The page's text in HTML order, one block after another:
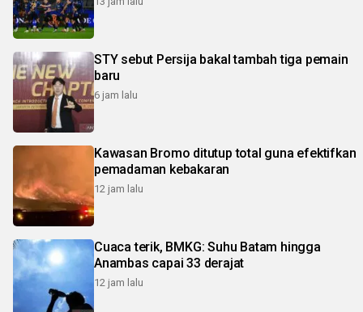
STY sebut Persija bakal tambah tiga pemain
baru
6 jam lalu
Kawasan Bromo ditutup total guna efektifkan
pemadaman kebakaran
12 jam lalu
Cuaca terik, BMKG: Suhu Batam hingga
Anambas capai 33 derajat
12 jam lalu